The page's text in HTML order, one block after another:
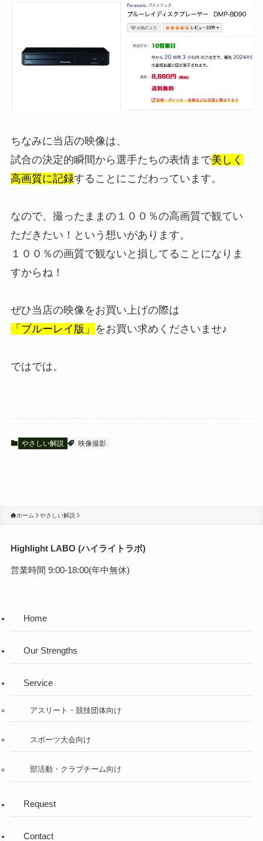
ちなみに当店の映像は、
試合の決定的瞬間から選手たちの表情まで美しく
高画質に記録することにこだわっています。
なので、撮ったままの１００％の高画質で観てい
ただきたい！という想いがあります。
１００％の画質で観ないと損してることになりま
すからね！
ぜひ当店の映像をお買い上げの際は
「ブルーレイ版」 をお買い求めくださいませ♪
ではでは。
やさしい解説 映像撮影
ホーム やさしい解説
Highlight LABO (ハイライトラボ)
営業時間 9:00-18:00(年中無休)
Home
Our Strengths
Service
アスリート・競技団体向け
スポーツ大会向け
部活動・クラブチーム向け
Request
Contact